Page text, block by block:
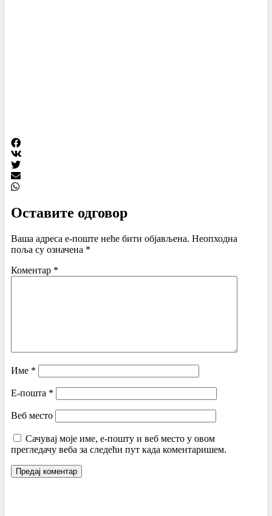
Оставите одговор
Ваша адреса е-поште неће бити објављена. Неопходна
поља су означена *
Коментар *
Име *
Е-пошта *
Веб место
Сачувај моје име, е-пошту и веб место у овом
прегледачу веба за следећи пут када коментаришем.